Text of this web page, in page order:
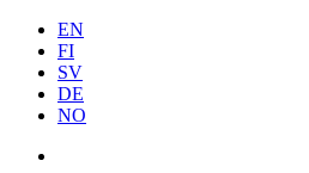
EN
FI
SV
DE
NO